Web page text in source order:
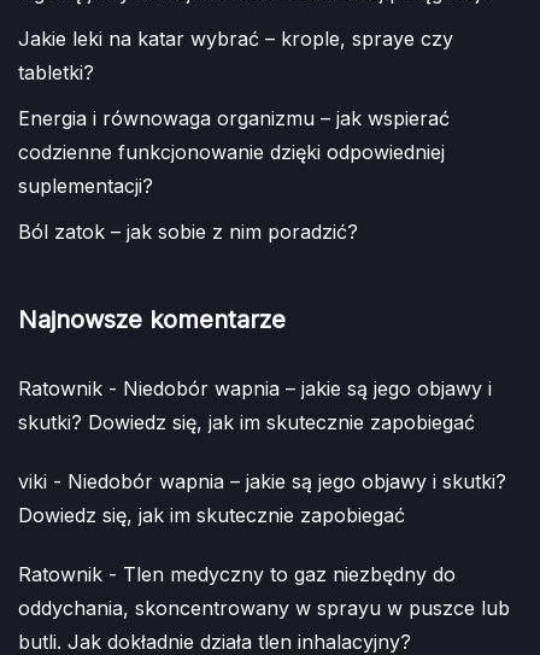
Jakie leki na katar wybrać – krople, spraye czy
tabletki?
Energia i równowaga organizmu – jak wspierać
codzienne funkcjonowanie dzięki odpowiedniej
suplementacji?
Ból zatok – jak sobie z nim poradzić?
Najnowsze komentarze
Ratownik - Niedobór wapnia – jakie są jego objawy i
skutki? Dowiedz się, jak im skutecznie zapobiegać
viki - Niedobór wapnia – jakie są jego objawy i skutki?
Dowiedz się, jak im skutecznie zapobiegać
Ratownik - Tlen medyczny to gaz niezbędny do
oddychania, skoncentrowany w sprayu w puszce lub
butli. Jak dokładnie działa tlen inhalacyjny?